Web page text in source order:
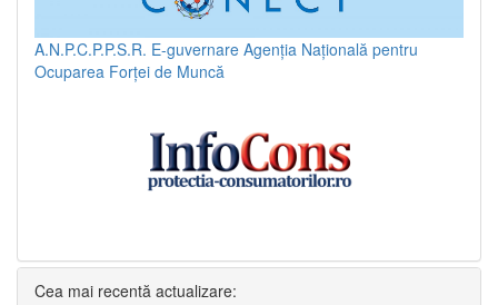
A.N.P.C.P.P.S.R. E-guvernare Agenția Națională pentru
Ocuparea Forței de Muncă
Cea mai recentă actualizare: